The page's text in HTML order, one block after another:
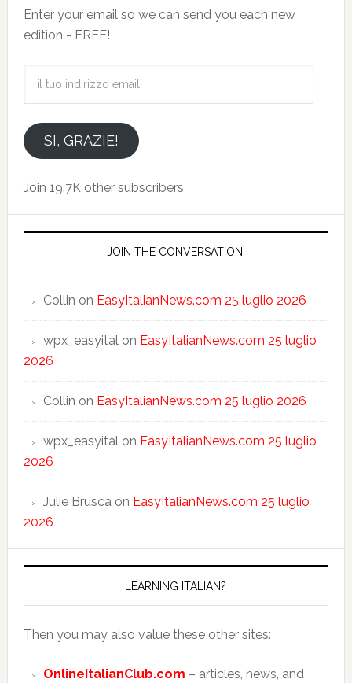
Enter your email so we can send you each new
edition - FREE!
emailSI, GRAZIE!
Join 19.7K other subscribers
JOIN THE CONVERSATION!
Collin on EasyItalianNews.com 25 luglio 2026
wpx_easyitalon EasyItalianNews.com 25 luglio
2026
Collin on EasyItalianNews.com 25 luglio 2026
wpx_easyitalon EasyItalianNews.com 25 luglio
2026
Julie Bruscaon EasyItalianNews.com 25 luglio
2026
LEARNING ITALIAN?
Then you may also value these other sites:
OnlineItalianClub.com – articles, news, and